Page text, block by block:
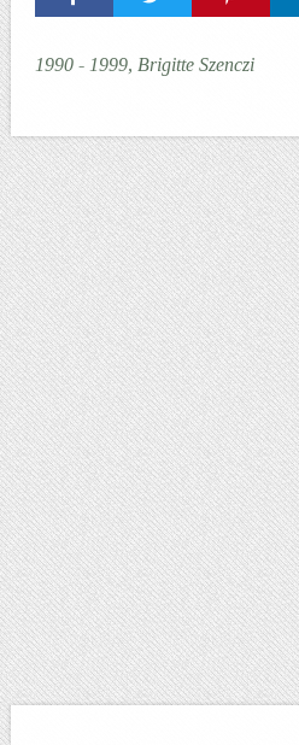
1990 - 1999, Brigitte Szenczi